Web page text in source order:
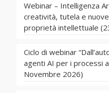
Webinar – Intelligenza
creatività, tutela e
proprietà intellettuale
Ciclo di webinar
agenti AI per i processi
Novembre 2026)